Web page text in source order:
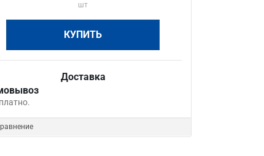
шт
КУПИТЬ
Доставка